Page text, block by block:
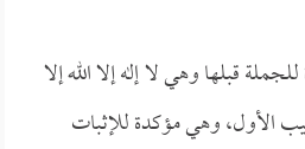
قبلها وهي لا إله إلا الله إلا
الأول، وهي مؤكدة للإثبات